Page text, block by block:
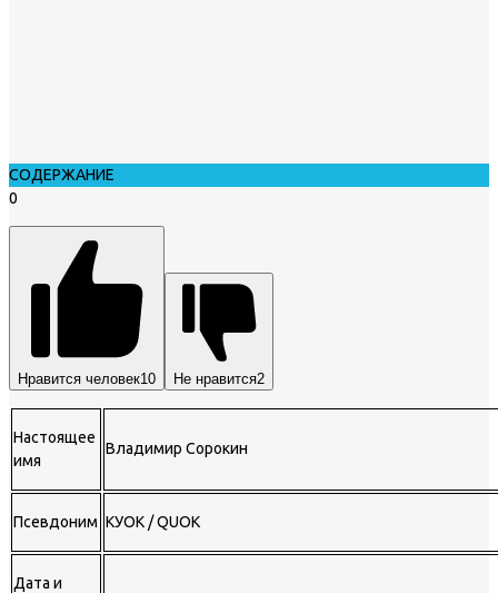
СОДЕРЖАНИЕ
0
Нравится человек10 Не нравится2
Настоящее
имя
Владимир Сорокин
Псевдоним КУОК / QUOK
Дата и